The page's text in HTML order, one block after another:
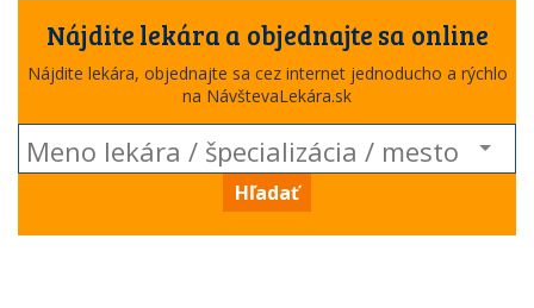
Nájdite lekára a objednajte sa online
Nájdite lekára, objednajte sa cez internet jednoducho a rýchlo
na NávštevaLekára.sk
Hľadať